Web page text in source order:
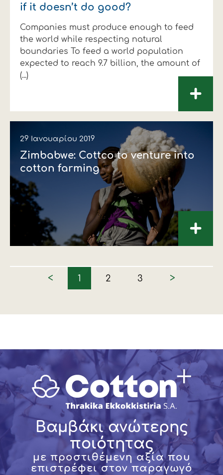
if it doesn’t do good?
Companies must produce enough to feed
the world while respecting natural
boundaries To feed a world population
expected to reach 9.7 billion, the amount of
(...)
+
29 Ιανουαρίου 2019
Zimbabwe: Cottco to venture into
cotton farming
+
< 1 2 3 >
Βαμβάκι ανώτερης
ποιότητας
με προστιθέμενη αξία που
επιστρέφει στον παραγωγό